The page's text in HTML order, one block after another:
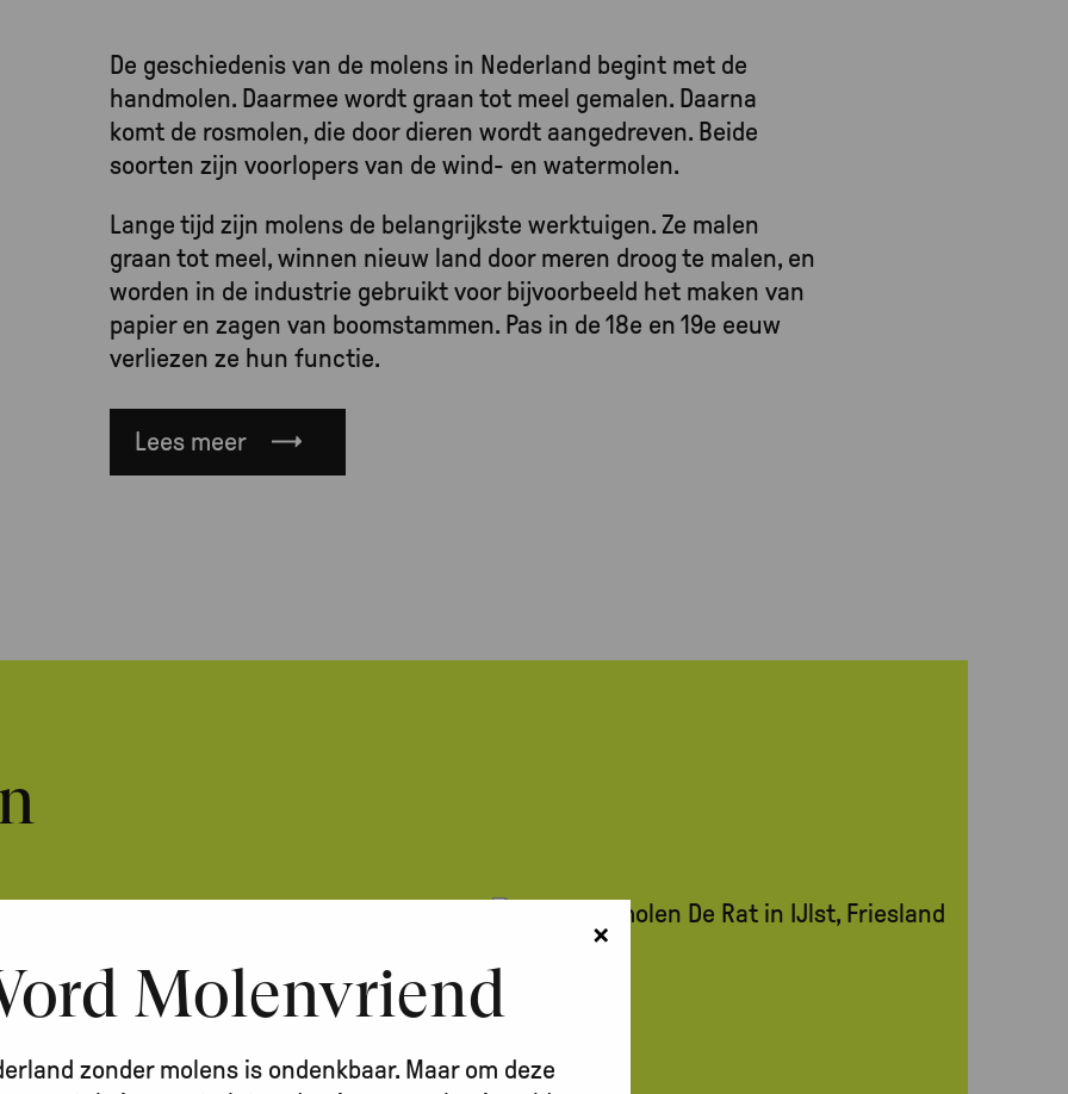
De geschiedenis van de molens in Nederland begint met de
handmolen. Daarmee wordt graan tot meel gemalen. Daarna
komt de rosmolen, die door dieren wordt aangedreven. Beide
soorten zijn voorlopers van de wind- en watermolen.
Lange tijd zijn molens de belangrijkste werktuigen. Ze malen
graan tot meel, winnen nieuw land door meren droog te malen, en
worden in de industrie gebruikt voor bijvoorbeeld het maken van
papier en zagen van boomstammen. Pas in de 18e en 19e eeuw
verliezen ze hun functie.
Lees meer
korenmolens en
die gerst tot gort pellen,
×
Molenvriend
zonder molens is ondenkbaar. Maar om deze